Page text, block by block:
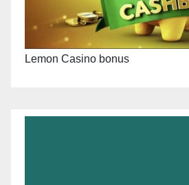
Lemon Casino bonus